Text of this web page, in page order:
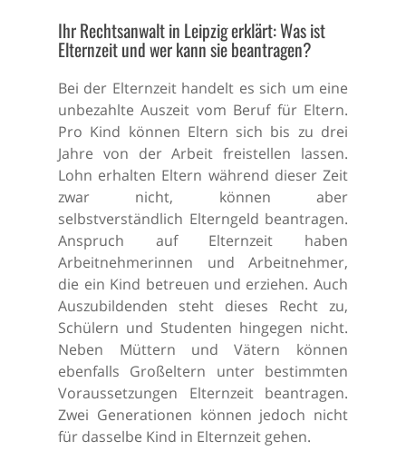
Ihr Rechtsanwalt in Leipzig erklärt: Was ist
Elternzeit und wer kann sie beantragen?
Bei der Elternzeit handelt es sich um eine
unbezahlte Auszeit vom Beruf für Eltern.
Pro Kind können Eltern sich bis zu drei
Jahre von der Arbeit freistellen lassen.
Lohn erhalten Eltern während dieser Zeit
zwar nicht, können aber
selbstverständlich Elterngeld beantragen.
Anspruch auf Elternzeit haben
Arbeitnehmerinnen und Arbeitnehmer,
die ein Kind betreuen und erziehen. Auch
Auszubildenden steht dieses Recht zu,
Schülern und Studenten hingegen nicht.
Neben Müttern und Vätern können
ebenfalls Großeltern unter bestimmten
Voraussetzungen Elternzeit beantragen.
Zwei Generationen können jedoch nicht
für dasselbe Kind in Elternzeit gehen.